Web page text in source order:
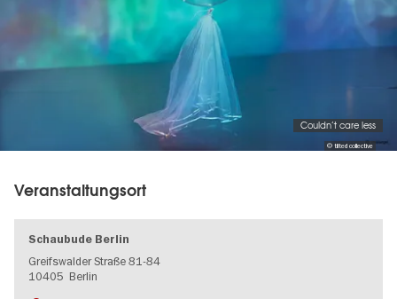
© tilted collective
Couldn’t care less
Veranstaltungsort
Schaubude Berlin
Greifswalder Straße 81-84
10405 Berlin